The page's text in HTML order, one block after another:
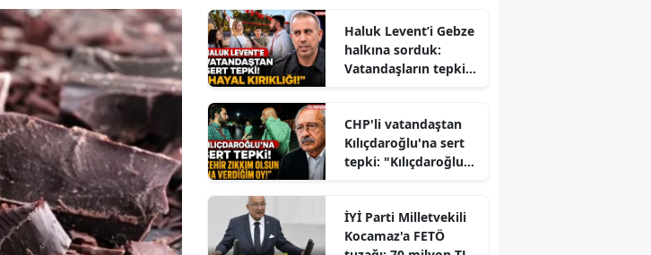
Bursa
Çanakkale
Çankırı
Denizli
Diyarbakır
Edirne
Haluk Levent’i Gebze
halkına sorduk:
Vatandaşların tepkisi
CHP'li vatandaştan
Kılıçdaroğlu'na sert
tepki: "Kılıçdaroğlu
Büyüyor
İYİ Parti Milletvekili
Kocamaz'a FETÖ